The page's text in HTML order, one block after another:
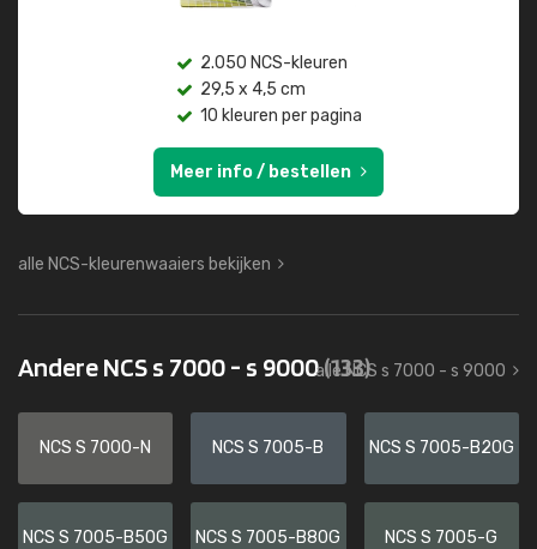
2.050 NCS-kleuren
29,5 x 4,5 cm
10 kleuren per pagina
Meer info / bestellen
alle NCS-kleurenwaaiers bekijken
Andere NCS s 7000 - s 9000(133)
alle NCS s 7000 - s 9000
NCS S 7000-N NCS S 7005-B NCS S 7005-B20G
NCS S 7005-B50G NCS S 7005-B80G NCS S 7005-G